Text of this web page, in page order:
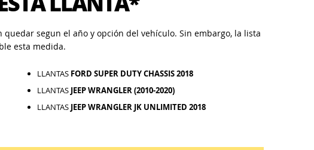
quedar segun el año y opción del vehículo. Sin embargo, la lista
esta medida.
LLANTAS FORD SUPER DUTY CHASSIS 2018
LLANTAS JEEP WRANGLER (2010-2020)
LLANTAS JEEP WRANGLER JK UNLIMITED 2018